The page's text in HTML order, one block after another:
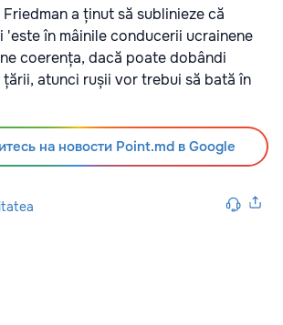
a ținut să sublinieze că
în mâinile conducerii ucrainene
coerența, dacă poate dobândi
atunci rușii vor trebui să bată în
на новости Point.md в Google